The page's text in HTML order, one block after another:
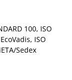
100, ISO
ISO
Sedex